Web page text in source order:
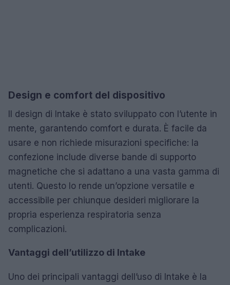
Design e comfort del dispositivo
Il design di Intake è stato sviluppato con l’utente in
mente, garantendo comfort e durata. È facile da
usare e non richiede misurazioni specifiche: la
confezione include diverse bande di supporto
magnetiche che si adattano a una vasta gamma di
utenti. Questo lo rende un’opzione versatile e
accessibile per chiunque desideri migliorare la
propria esperienza respiratoria senza
complicazioni.
Vantaggi dell’utilizzo di Intake
Uno dei principali vantaggi dell’uso di Intake è la